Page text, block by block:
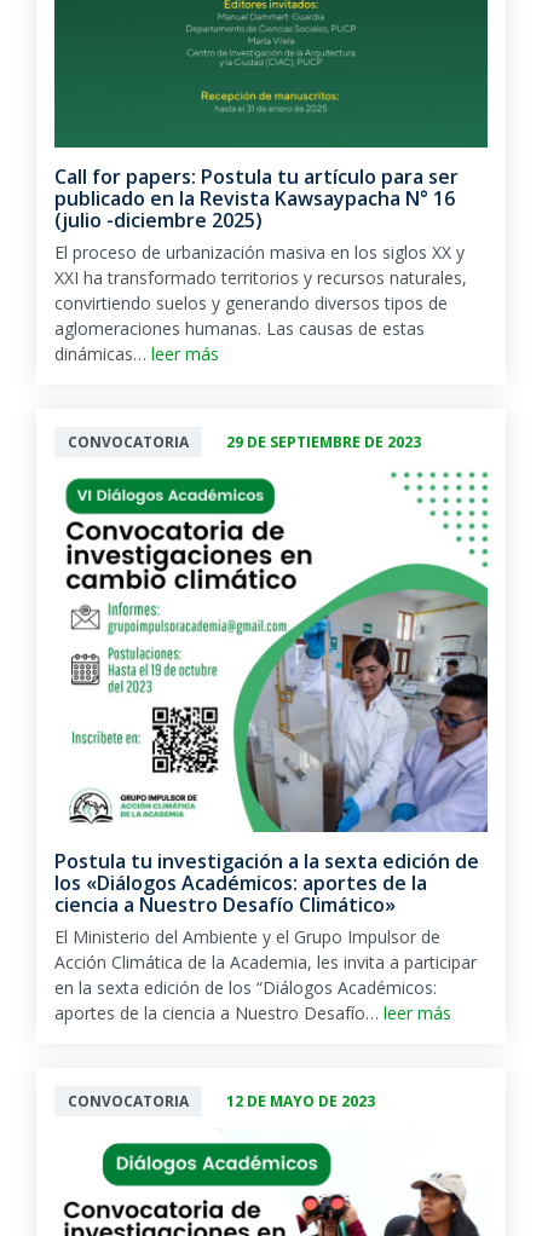
Call for papers: Postula tu artículo para ser
publicado en la Revista Kawsaypacha N° 16
(julio -diciembre 2025)
El proceso de urbanización masiva en los siglos XX y
XXI ha transformado territorios y recursos naturales,
convirtiendo suelos y generando diversos tipos de
aglomeraciones humanas. Las causas de estas
dinámicas… leer más
CONVOCATORIA 29 DE SEPTIEMBRE DE 2023
Postula tu investigación a la sexta edición de
los «Diálogos Académicos: aportes de la
ciencia a Nuestro Desafío Climático»
El Ministerio del Ambiente y el Grupo Impulsor de
Acción Climática de la Academia, les invita a participar
en la sexta edición de los “Diálogos Académicos:
aportes de la ciencia a Nuestro Desafío… leer más
CONVOCATORIA 12 DE MAYO DE 2023